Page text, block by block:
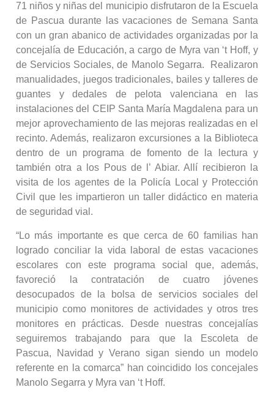
71 niños y niñas del municipio disfrutaron de la Escuela
de Pascua durante las vacaciones de Semana Santa
con un gran abanico de actividades organizadas por la
concejalía de Educación, a cargo de Myra van ‘t Hoff, y
de Servicios Sociales, de Manolo Segarra. Realizaron
manualidades, juegos tradicionales, bailes y talleres de
guantes y dedales de pelota valenciana en las
instalaciones del CEIP Santa María Magdalena para un
mejor aprovechamiento de las mejoras realizadas en el
recinto. Además, realizaron excursiones a la Biblioteca
dentro de un programa de fomento de la lectura y
también otra a los Pous de l’ Abiar. Allí recibieron la
visita de los agentes de la Policía Local y Protección
Civil que les impartieron un taller didáctico en materia
de seguridad vial.
“Lo más importante es que cerca de 60 familias han
logrado conciliar la vida laboral de estas vacaciones
escolares con este programa social que, además,
favoreció la contratación de cuatro jóvenes
desocupados de la bolsa de servicios sociales del
municipio como monitores de actividades y otros tres
monitores en prácticas. Desde nuestras concejalías
seguiremos trabajando para que la Escoleta de
Pascua, Navidad y Verano sigan siendo un modelo
referente en la comarca” han coincidido los concejales
Manolo Segarra y Myra van ‘t Hoff.